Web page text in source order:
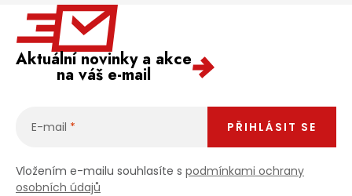
Aktuální novinky a akce
na váš e-mail
E-mail
Vložením e-mailu souhlasíte s podmínkami ochrany
osobních údajů
PŘIHLÁSIT SE